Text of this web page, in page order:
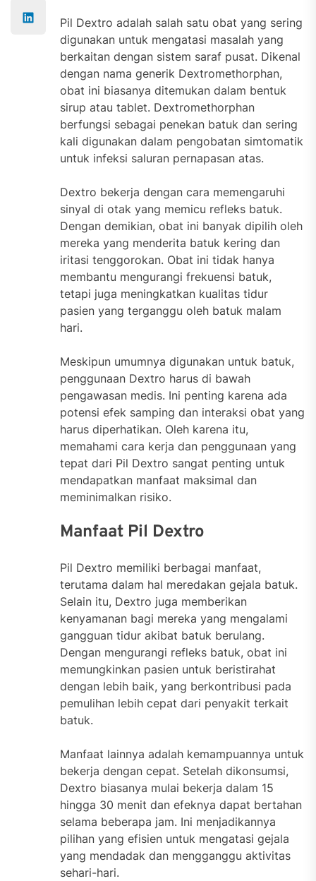
Pil Dextro adalah salah satu obat yang sering
digunakan untuk mengatasi masalah yang
berkaitan dengan sistem saraf pusat. Dikenal
dengan nama generik Dextromethorphan,
obat ini biasanya ditemukan dalam bentuk
sirup atau tablet. Dextromethorphan
berfungsi sebagai penekan batuk dan sering
kali digunakan dalam pengobatan simtomatik
untuk infeksi saluran pernapasan atas.
Dextro bekerja dengan cara memengaruhi
sinyal di otak yang memicu refleks batuk.
Dengan demikian, obat ini banyak dipilih oleh
mereka yang menderita batuk kering dan
iritasi tenggorokan. Obat ini tidak hanya
membantu mengurangi frekuensi batuk,
tetapi juga meningkatkan kualitas tidur
pasien yang terganggu oleh batuk malam
hari.
Meskipun umumnya digunakan untuk batuk,
penggunaan Dextro harus di bawah
pengawasan medis. Ini penting karena ada
potensi efek samping dan interaksi obat yang
harus diperhatikan. Oleh karena itu,
memahami cara kerja dan penggunaan yang
tepat dari Pil Dextro sangat penting untuk
mendapatkan manfaat maksimal dan
meminimalkan risiko.
Manfaat Pil Dextro
Pil Dextro memiliki berbagai manfaat,
terutama dalam hal meredakan gejala batuk.
Selain itu, Dextro juga memberikan
kenyamanan bagi mereka yang mengalami
gangguan tidur akibat batuk berulang.
Dengan mengurangi refleks batuk, obat ini
memungkinkan pasien untuk beristirahat
dengan lebih baik, yang berkontribusi pada
pemulihan lebih cepat dari penyakit terkait
batuk.
Manfaat lainnya adalah kemampuannya untuk
bekerja dengan cepat. Setelah dikonsumsi,
Dextro biasanya mulai bekerja dalam 15
hingga 30 menit dan efeknya dapat bertahan
selama beberapa jam. Ini menjadikannya
pilihan yang efisien untuk mengatasi gejala
yang mendadak dan mengganggu aktivitas
sehari-hari.